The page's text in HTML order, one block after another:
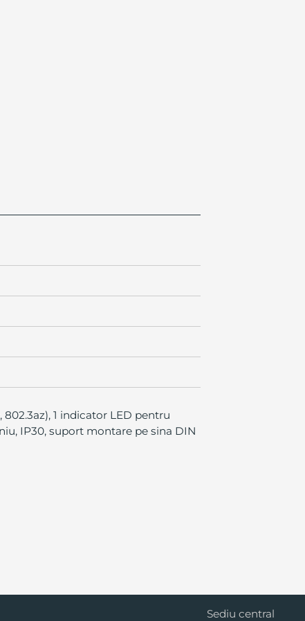
1 indicator LED pentru
IP30, suport montare pe sina DIN
Sediu central